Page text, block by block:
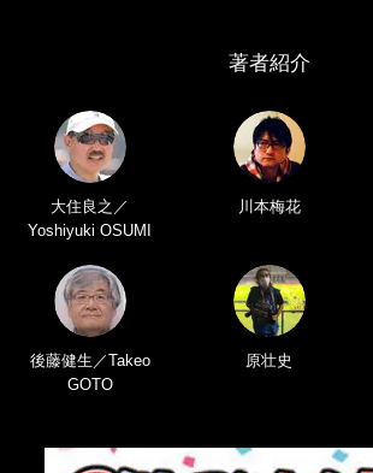
著者紹介
大住良之／
Yoshiyuki OSUMI
川本梅花
後藤健生／Takeo
GOTO
原壮史